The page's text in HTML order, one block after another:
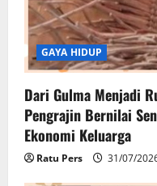
GAYA HIDUP
Dari Gulma Menjadi
Pengrajin Bernilai
Ekonomi Keluarga
Ratu Pers 31/07/